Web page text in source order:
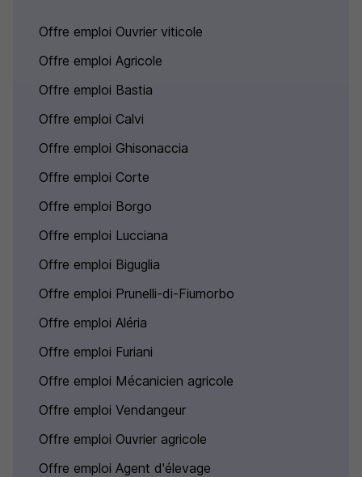
Offre emploi Ouvrier viticole
Offre emploi Agricole
Offre emploi Bastia
Offre emploi Calvi
Offre emploi Ghisonaccia
Offre emploi Corte
Offre emploi Borgo
Offre emploi Lucciana
Offre emploi Biguglia
Offre emploi Prunelli-di-Fiumorbo
Offre emploi Aléria
Offre emploi Furiani
Offre emploi Mécanicien agricole
Offre emploi Vendangeur
Offre emploi Ouvrier agricole
Offre emploi Agent d'élevage